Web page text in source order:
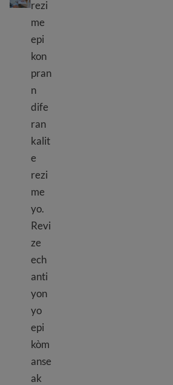
rezi
me
epi
kon
pran
n
dife
ran
kalit
e
rezi
me
yo.
Revi
ze
ech
anti
yon
yo
epi
kòm
anse
ak